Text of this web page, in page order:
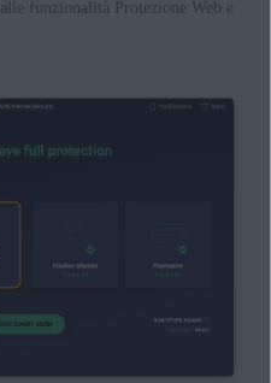
alle funzionalità Protezione Web e